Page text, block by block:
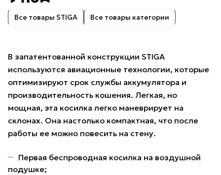
Все товары STIGA Все товары категории
В запатентованной конструкции STIGA
используются авиационные технологии, которые
оптимизируют срок службы аккумулятора и
производительность кошения. Легкая, но
мощная, эта косилка легко маневрирует на
склонах. Она настолько компактная, что после
работы ее можно повесить на стену.
Первая беспроводная косилка на воздушной
подушке;